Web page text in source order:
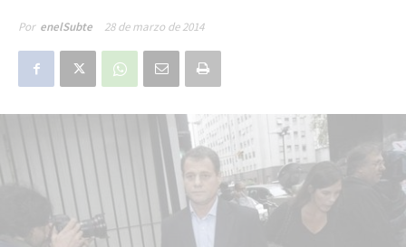
Por enelSubte 28 de marzo de 2014